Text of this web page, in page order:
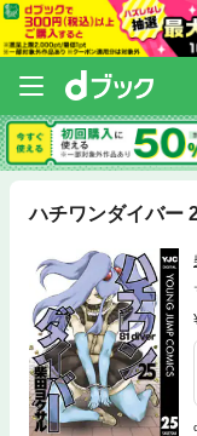
ハチワンダイバー